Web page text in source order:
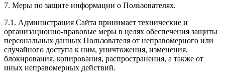
7. Меры по защите информации о Пользователях.
7.1. Администрация Сайта принимает технические и
организационно-правовые меры в целях обеспечения защиты
персональных данных Пользователя от неправомерного или
случайного доступа к ним, уничтожения, изменения,
блокирования, копирования, распространения, а также от
иных неправомерных действий.